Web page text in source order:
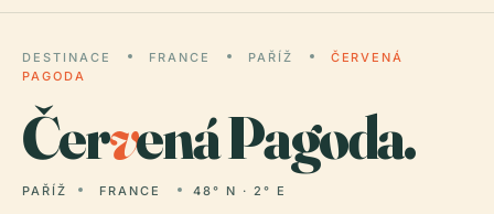
DESTINACE FRANCE PAŘÍŽ
ČERVENÁ
PAGODA
Červená Pagoda.
PAŘÍŽ FRANCE 48° N · 2° E